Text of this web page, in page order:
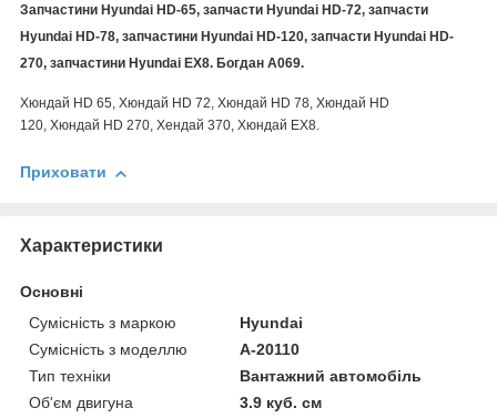
Запчастини Hyundai HD-65, запчасти Hyundai HD-72, запчасти
Hyundai HD-78, запчастини Hyundai HD-120, запчасти Hyundai HD-
270, запчастини Hyundai EX8. Богдан А069.
Хюндай HD 65, Хюндай HD 72, Хюндай HD 78, Хюндай HD
120, Хюндай HD 270, Хендай 370, Хюндай ЕХ8.
Приховати
Характеристики
Основні
Сумісність з маркою
Hyundai
Сумісність з моделлю
А-20110
Тип техніки
Вантажний автомобіль
Об'єм двигуна
3.9 куб. см